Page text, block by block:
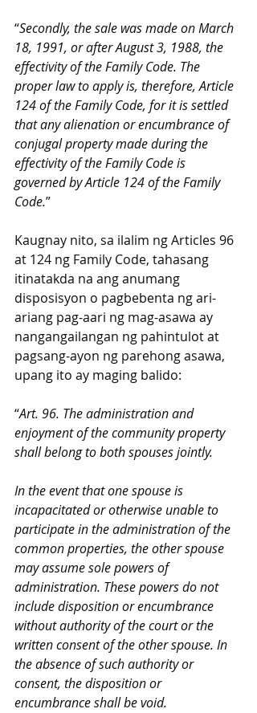
“Secondly, the sale was made on March
18, 1991, or after August 3, 1988, the
effectivity of the Family Code. The
proper law to apply is, therefore, Article
124 of the Family Code, for it is settled
that any alienation or encumbrance of
conjugal property made during the
effectivity of the Family Code is
governed by Article 124 of the Family
Code.”
Kaugnay nito, sa ilalim ng Articles 96
at 124 ng Family Code, tahasang
itinatakda na ang anumang
disposisyon o pagbebenta ng ari-
ariang pag-aari ng mag-asawa ay
nangangailangan ng pahintulot at
pagsang-ayon ng parehong asawa,
upang ito ay maging balido:
“Art. 96. The administration and
enjoyment of the community property
shall belong to both spouses jointly.
In the event that one spouse is
incapacitated or otherwise unable to
participate in the administration of the
common properties, the other spouse
may assume sole powers of
administration. These powers do not
include disposition or encumbrance
without authority of the court or the
written consent of the other spouse. In
the absence of such authority or
consent, the disposition or
encumbrance shall be void.